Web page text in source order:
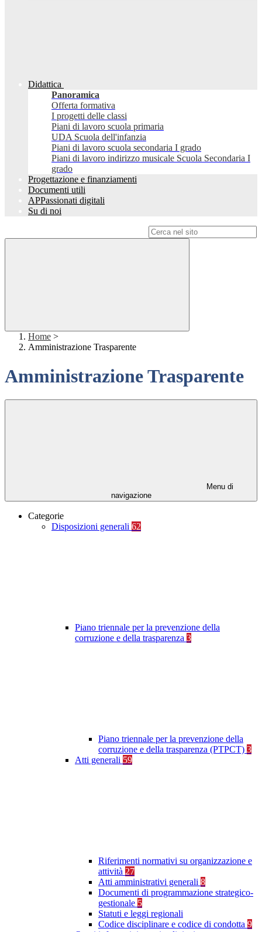
Didattica
Panoramica
Offerta formativa
I progetti delle classi
Piani di lavoro scuola primaria
UDA Scuola dell'infanzia
Piani di lavoro scuola secondaria I grado
Piani di lavoro indirizzo musicale Scuola Secondaria I
grado
Progettazione e finanziamenti
Documenti utili
APPassionati digitali
Su di noi
Home >
Amministrazione Trasparente
Amministrazione Trasparente
Menu di
navigazione
Categorie
Disposizioni generali 62
Piano triennale per la prevenzione della
corruzione e della trasparenza 3
Piano triennale per la prevenzione della
corruzione e della trasparenza (PTPCT) 3
Atti generali 59
Riferimenti normativi su organizzazione e
attività 27
Atti amministrativi generali 8
Documenti di programmazione strategico-
gestionale 5
Statuti e leggi regionali
Codice disciplinare e codice di condotta 9